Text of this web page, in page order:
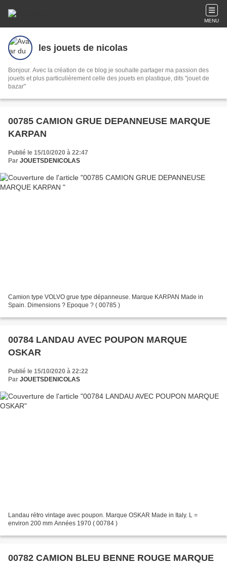
MENU
les jouets de nicolas
Bonjour. Avec la création de ce blog je souhaite partager ma passion des
jouets et plus particulièrement celle des jouets en plastique, dits "jouet de
bazar"
00785 CAMION GRUE DEPANNEUSE MARQUE
KARPAN
Publié le 15/10/2020 à 22:47
Par JOUETSDENICOLAS
Camion type VOLVO grue type dépanneuse. Marque KARPAN Made in
Spain. Dimensions ? Epoque ? ( 00785 )
00784 LANDAU AVEC POUPON MARQUE
OSKAR
Publié le 15/10/2020 à 22:22
Par JOUETSDENICOLAS
Landau rétro vintage avec poupon. Marque OSKAR Made in Italy. L =
environ 200 mm Années 1970 ( 00784 )
00782 CAMION BLEU BENNE ROUGE MARQUE